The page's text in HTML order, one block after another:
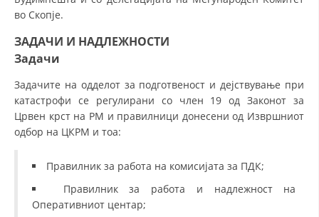
ДЕЈСТВУВАЊЕ
ПРИРАЧНИЦИ
СТРАТЕГИИ
ПОСТЕРИ
во Скопје.
ЗАДАЧИ И НАДЛЕЖНОСТИ
Задачи
Задачите на одделот за подготвеност и дејствување при
катастрофи се регулирани со член 19 од Законот за
Црвен крст на РМ и правилници донесени од Извршниот
одбор на ЦКРМ и тоа:
Правилник за работа на комисијата за ПДК;
Правилник за работа и надлежност на
Оперативниот центар;